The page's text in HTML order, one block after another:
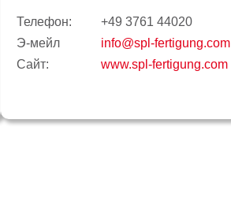
Телефон:
+49 3761 44020
Э-мейл
info@spl-fertigung.com
Сайт:
www.spl-fertigung.com